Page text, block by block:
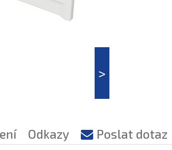
Odkazy Poslat dotaz